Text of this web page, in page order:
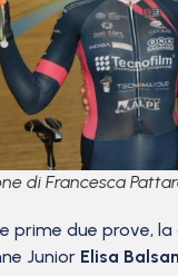
di Francesca
prime due prove,
Junior Elisa